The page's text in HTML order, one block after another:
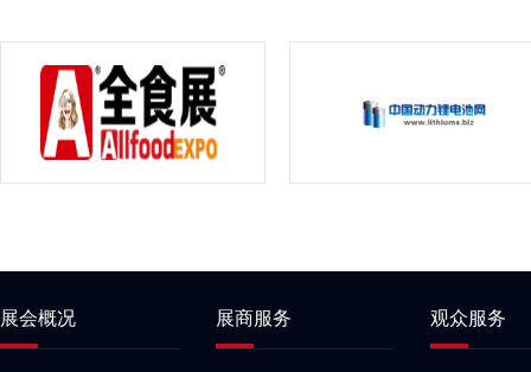
展会概况 展商服务 观众服务